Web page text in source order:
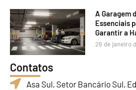
A Garagem
Essenciais
Garantir a
26 de janeiro
Contatos
Asa Sul, Setor Bancário Sul,